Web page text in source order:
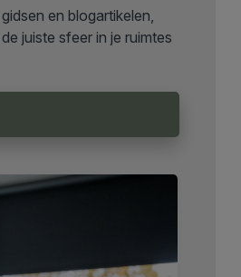
en blogartikelen,
juiste sfeer in je ruimtes